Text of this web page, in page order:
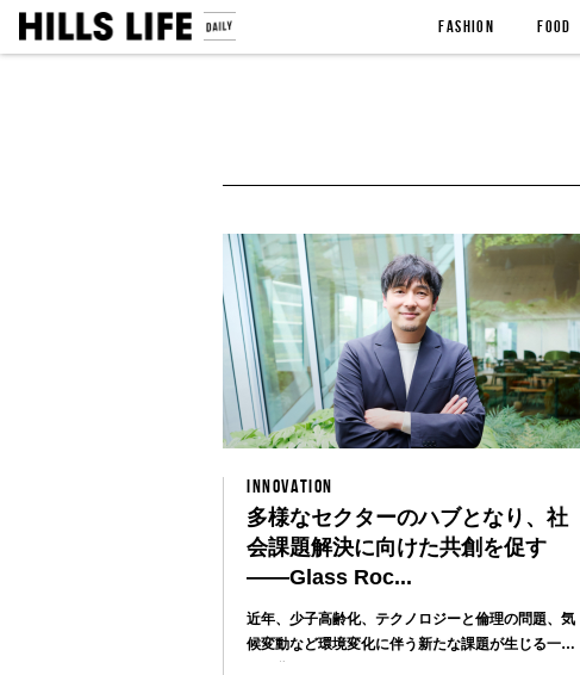
FASHION FOOD
INNOVATION
多様なセクターのハブとなり、社
会課題解決に向けた共創を促す
——Glass Roc...
近年、少子高齢化、テクノロジーと倫理の問題、気
候変動など環境変化に伴う新たな課題が生じる一方